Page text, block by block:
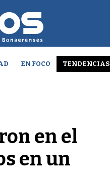
EN FOCO TENDENCIAS
en el
en un